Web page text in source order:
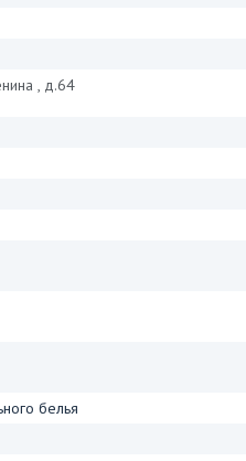
, д.64
белья